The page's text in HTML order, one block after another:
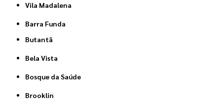
Vila Madalena
Barra Funda
Butantã
Bela Vista
Bosque da Saúde
Brooklin